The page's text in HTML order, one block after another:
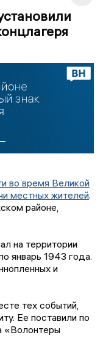
во время Великой
местных жителей.
районе,
на территории
январь 1943 года.
и
тех событий,
Ее поставили по
«Волонтеры